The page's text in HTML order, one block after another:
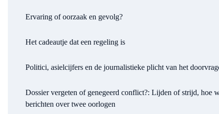
Ervaring of oorzaak en gevolg?
Het cadeautje dat een regeling is
Politici, asielcijfers en de journalistieke plicht van het
Dossier vergeten of genegeerd conflict?: Lijden of strijd, hoe
berichten over twee oorlogen